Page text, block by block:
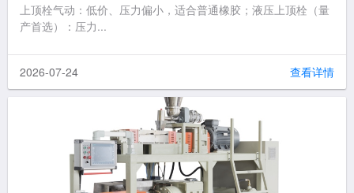
上顶栓气动：低价、压力偏小，适合普通橡胶；液压上顶栓（量
产首选）：压力...
2026-07-24 查看详情